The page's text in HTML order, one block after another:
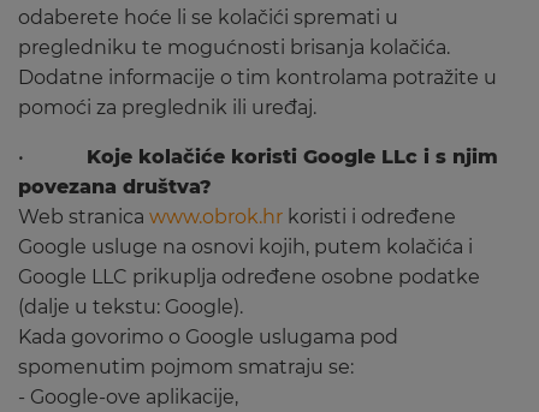
odaberete hoće li se kolačići spremati u
pregledniku te mogućnosti brisanja kolačića.
Dodatne informacije o tim kontrolama potražite u
pomoći za preglednik ili uređaj.
• Koje kolačiće koristi Google LLc i s njim
povezana društva?
Web stranica www.obrok.hr koristi i određene
Google usluge na osnovi kojih, putem kolačića i
Google LLC prikuplja određene osobne podatke
(dalje u tekstu: Google).
Kada govorimo o Google uslugama pod
spomenutim pojmom smatraju se:
- Google-ove aplikacije,